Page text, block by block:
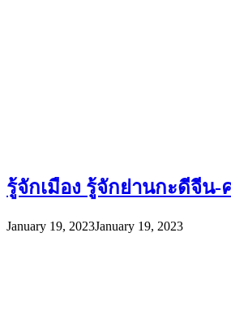
รู้จักเมือง รู้จักย่านกะดีจีน-
January 19, 2023January 19, 2023